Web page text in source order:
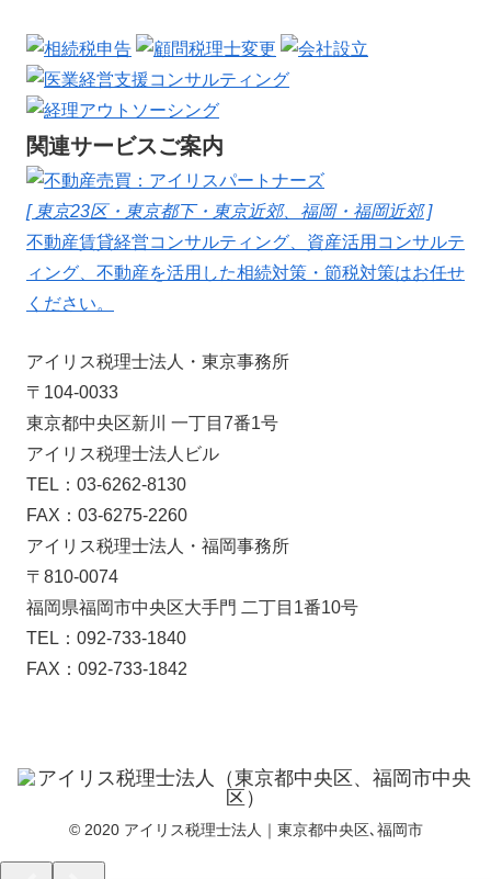
関連サービスご案内
[ 東京23区・東京都下・東京近郊、福岡・福岡近郊 ]
不動産賃貸経営コンサルティング、資産活用コンサルテ
ィング、不動産を活用した相続対策・節税対策はお任せ
ください。
アイリス税理士法人・東京事務所
〒104-0033
東京都中央区新川 一丁目7番1号
アイリス税理士法人ビル
TEL：03-6262-8130
FAX：03-6275-2260
アイリス税理士法人・福岡事務所
〒810-0074
福岡県福岡市中央区大手門 二丁目1番10号
TEL：092-733-1840
FAX：092-733-1842
© 2020 アイリス税理士法人｜東京都中央区､福岡市